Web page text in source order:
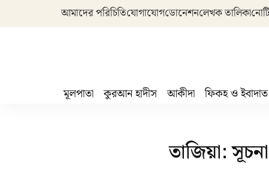
আমাদের পরিচিতিযোগাযোগডোনেশনলেখক তালিকা
মূলপাতা কুরআন হাদীস আকীদা ফিকহ ও ইবাদাত
তাজিয়া: